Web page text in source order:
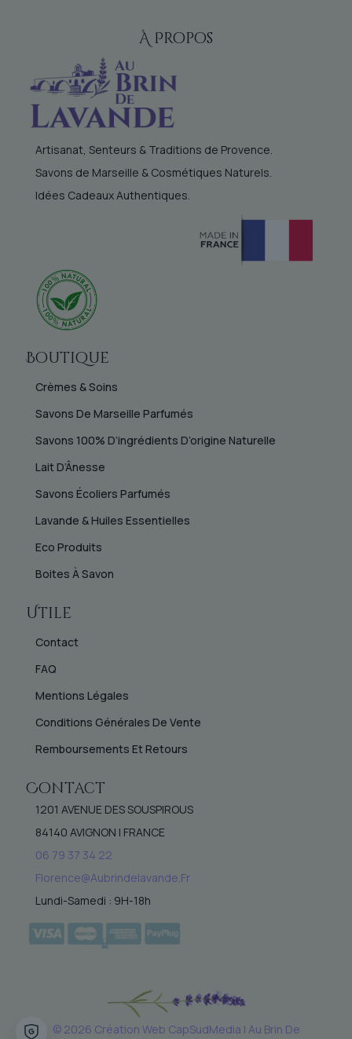
À Propos
Artisanat, Senteurs & Traditions de Provence.
Savons de Marseille & Cosmétiques Naturels.
Idées Cadeaux Authentiques.
Boutique
Crèmes & Soins
Savons De Marseille Parfumés
Savons 100% D’ingrédients D’origine Naturelle
Lait D’Ânesse
Savons Écoliers Parfumés
Lavande & Huiles Essentielles
Eco Produits
Boites À Savon
Utile
Contact
FAQ
Mentions Légales
Conditions Générales De Vente
Remboursements Et Retours
Contact
1201 AVENUE DES SOUSPIROUS
84140 AVIGNON | FRANCE
06 79 37 34 22
Florence@aubrindelavande.fr
Lundi-Samedi : 9H-18h
© 2026 Création Web CapSudMedia | Au Brin De